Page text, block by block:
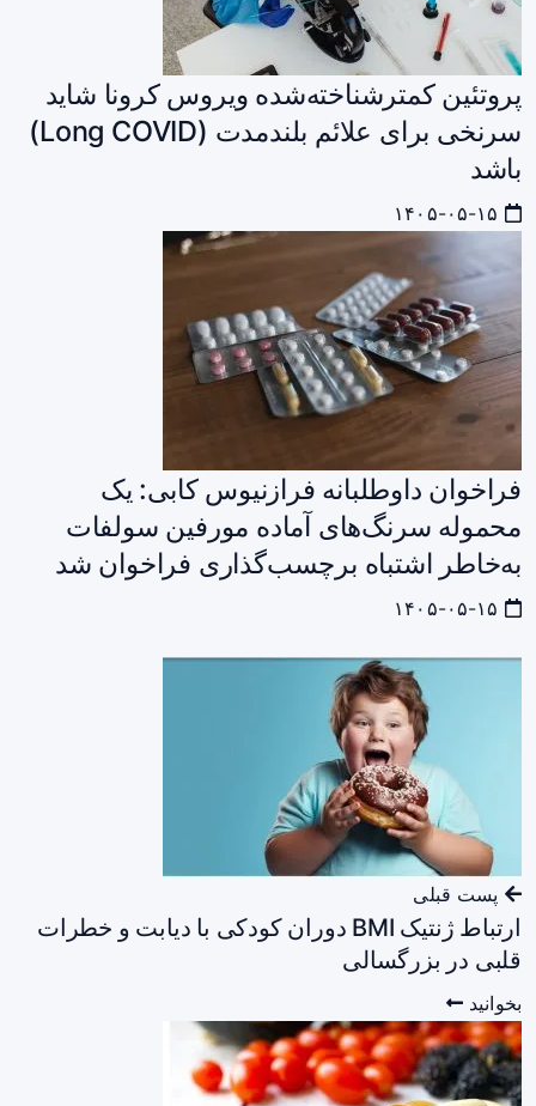
پروتئین کمترشناخته‌شده ویروس کرونا شاید
سرنخی برای علائم بلندمدت (Long COVID)
باشد
فراخوان داوطلبانه فرازنیوس کابی: یک
محموله سرنگ‌های آماده مورفین سولفات
به‌خاطر اشتباه برچسب‌گذاری فراخوان شد
پست قبلی
ارتباط ژنتیک BMI دوران کودکی با دیابت و خطرات
قلبی در بزرگسالی
بخوانید